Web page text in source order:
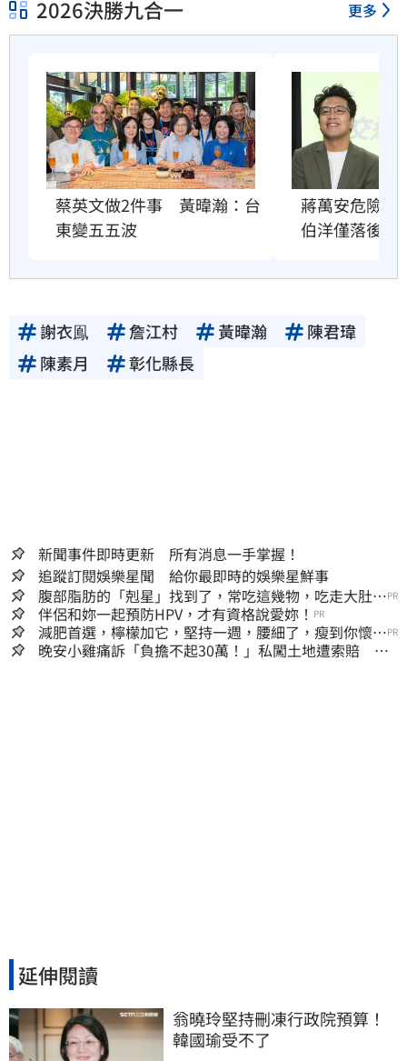
2026決勝九合一 更多
蔡英文做2件事　黃暐瀚：台
東變五五波
蔣萬安危險了
伯洋僅落後5%
謝衣鳯 詹江村 黃暐瀚
陳君瑋
陳素月
彰化縣長
新聞事件即時更新 所有消息一手掌握！
追蹤訂閱娛樂星聞 給你最即時的娛樂星鮮事
腹部脂肪的「剋星」找到了，常吃這幾物，吃走大肚
囊，瘦出小蠻腰
PR
伴侶和妳一起預防HPV，才有資格說愛妳！ PR
減肥首選，檸檬加它，堅持一週，腰細了，瘦到你懷疑
人生
PR
晚安小雞痛訴「負擔不起30萬！」私闖土地遭索賠 崩
延伸閱讀
翁曉玲堅持刪凍行政院預算！
韓國瑜受不了